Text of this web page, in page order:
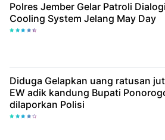
Polres Jember Gelar Patroli
Cooling System Jelang May Day
Diduga Gelapkan uang ratusan
EW adik kandung Bupati
dilaporkan Polisi